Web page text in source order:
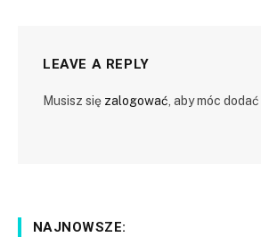
LEAVE A REPLY
Musisz się zalogować , aby móc
NAJNOWSZE: